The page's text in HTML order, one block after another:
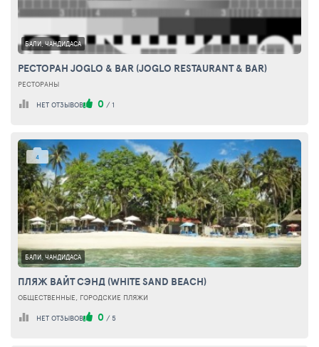
БАЛИ, ЧАНДИДАСА
РЕСТОРАН JOGLO & BAR (JOGLO RESTAURANT & BAR)
РЕСТОРАНЫ
НЕТ ОТЗЫВОВ 0 / 1
4
БАЛИ, ЧАНДИДАСА
ПЛЯЖ ВАЙТ СЭНД (WHITE SAND BEACH)
ОБЩЕСТВЕННЫЕ, ГОРОДСКИЕ ПЛЯЖИ
НЕТ ОТЗЫВОВ 0 / 5